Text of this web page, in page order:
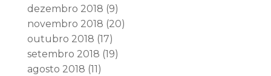
dezembro 2018 (9)
novembro 2018 (20)
outubro 2018 (17)
setembro 2018 (19)
agosto 2018 (11)